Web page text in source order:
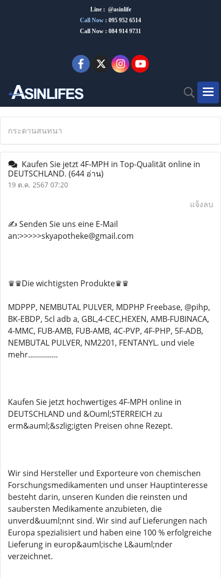
Line : @asinlife
Call Now : 095 952 6514
Call Now : 084 914 9731
กระดานสนทนา
Kaufen Sie jetzt 4F-MPH in Top-Qualität online in
DEUTSCHLAND. (644 อ่าน)
19 ต.ค. 2567 07:20
แจ้งลบ
✍️ Senden Sie uns eine E-Mail
an:>>>>>skyapotheke@gmail.com
♛♛Die wichtigsten Produkte♛♛
MDPPP, NEMBUTAL PULVER, MDPHP Freebase, @pihp,
BK-EBDP, 5cl adb a, GBL,4-CEC,HEXEN, AMB-FUBINACA,
4-MMC, FUB-AMB, FUB-AMB, 4C-PVP, 4F-PHP, 5F-ADB,
NEMBUTAL PULVER, NM2201, FENTANYL. und viele
mehr...............
Kaufen Sie jetzt hochwertiges 4F-MPH online in
DEUTSCHLAND und &Ouml;STERREICH zu
erm&auml;&szlig;igten Preisen ohne Rezept.
Wir sind Hersteller und Exporteure von chemischen
Forschungsmedikamenten und unser Hauptinteresse
besteht darin, unseren Kunden die reinsten und
saubersten Medikamente anzubieten, die
unverd&uuml;nnt sind. Wir sind auf Lieferungen nach
Europa spezialisiert und haben eine 100 % erfolgreiche
Lieferung in europ&auml;ische L&auml;nder
verzeichnet.